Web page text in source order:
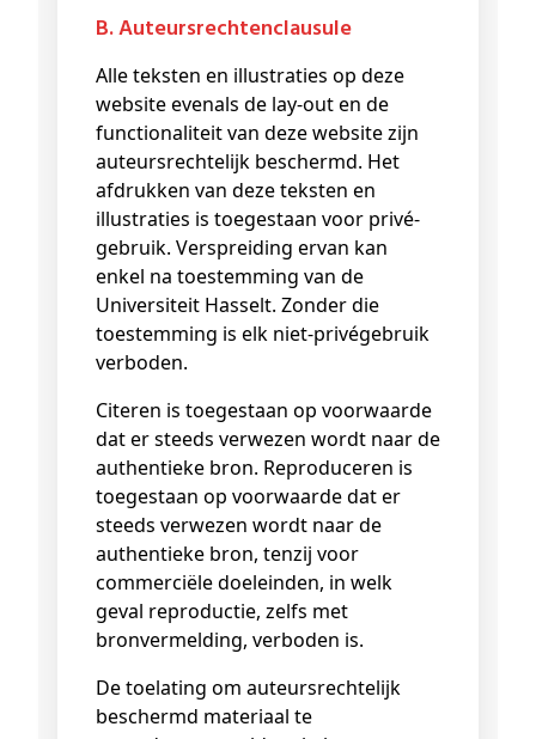
b. Auteursrechtenclausule
Alle teksten en illustraties op deze
website evenals de lay-out en de
functionaliteit van deze website zijn
auteursrechtelijk beschermd. Het
afdrukken van deze teksten en
illustraties is toegestaan voor privé-
gebruik. Verspreiding ervan kan
enkel na toestemming van de
Universiteit Hasselt. Zonder die
toestemming is elk niet-privégebruik
verboden.
Citeren is toegestaan op voorwaarde
dat er steeds verwezen wordt naar de
authentieke bron. Reproduceren is
toegestaan op voorwaarde dat er
steeds verwezen wordt naar de
authentieke bron, tenzij voor
commerciële doeleinden, in welk
geval reproductie, zelfs met
bronvermelding, verboden is.
De toelating om auteursrechtelijk
beschermd materiaal te